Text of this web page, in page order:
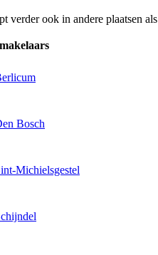
verder ook in andere plaatsen als
Bosch
Michielsgestel